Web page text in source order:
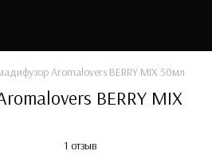
Aromalovers BERRY MIX 50мл
BERRY MIX
1 отзыв